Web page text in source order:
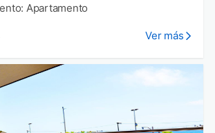
Apartamento
Ver más